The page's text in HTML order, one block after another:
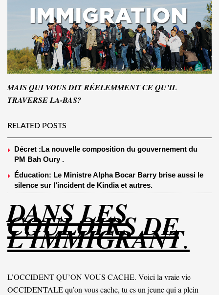
MAIS QUI VOUS DIT RÉELEMMENT CE QU’IL
TRAVERSE LA-BAS?
RELATED POSTS
Décret :La nouvelle composition du gouvernement du
PM Bah Oury .
Éducation: Le Ministre Alpha Bocar Barry brise aussi le
silence sur l’incident de Kindia et autres.
DANS LES
COULOIRS DE
L’IMMIGRANT.
L’OCCIDENT QU’ON VOUS CACHE. Voici la vraie vie
OCCIDENTALE qu’on vous cache, tu es un jeune qui a plein